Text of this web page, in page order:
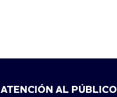
ATENCIÓN AL PÚBLICO